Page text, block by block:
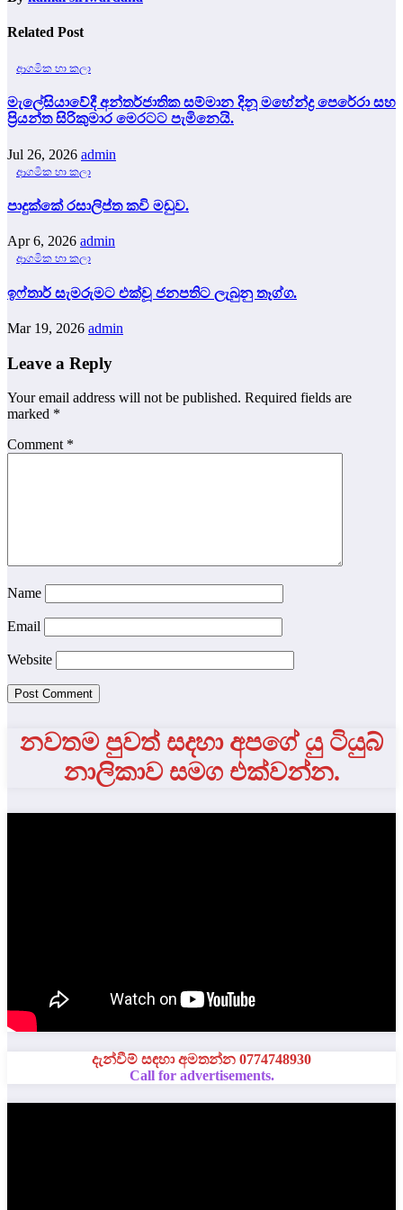
Related Post
ආගමික හා කලා
මැලේසියාවේදී අන්තර්ජාතික සම්මාන දිනූ මහේන්ද්‍ර පෙරේරා සහ
ප්‍රියන්ත සිරිකුමාර මෙරටට පැමිනෙයි.
Jul 26, 2026 admin
ආගමික හා කලා
පාදුක්කේ රසාලිප්ත කවි මඩුව.
Apr 6, 2026 admin
ආගමික හා කලා
ඉෆ්තාර් සැමරුමට එක්වූ ජනපතිට ලැබුනු තෑග්ග.
Mar 19, 2026 admin
Leave a Reply
Your email address will not be published. Required fields are
marked *
Comment *
Name
Email
Website
නවතම පුවත් සදහා අපගේ යු ටියුබ්
නාලිකාව සමග එක්වන්න.
දැන්වීම් සඳහා අමතන්න 0774748930
Call for advertisements.